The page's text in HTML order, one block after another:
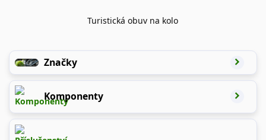
Turistická obuv na kolo
Značky
Komponenty